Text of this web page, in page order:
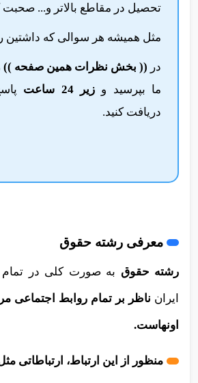
شغلی برای خانم ها و آقایان،
تحصیل در مقاطع بالاتر و... صحبت
مثل همیشه هر سوالی که داشتین
در (( بخش نظرات همین صفحه ))
ما بپرسید و
معرفی رشته حقوق
رشته حقوقبه صورت کلی در تمام
ایرانناظر بر تمام روابط اجتماعی
اونهاست.